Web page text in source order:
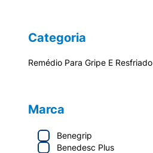
Categoria
Remédio Para Gripe E Resfriado
Marca
Benegrip
Benedesc Plus